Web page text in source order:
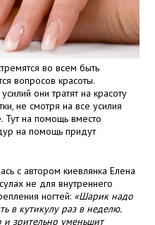
во всем быть
вопросов красоты.
они тратят на красоту
не смотря на все усилия
на помощь вместо
на помощь придут
с автором киевлянка Елена
не для внутреннего
ногтей: «Шарик надо
в кутикулу раз в неделю.
и зрительно уменьшит